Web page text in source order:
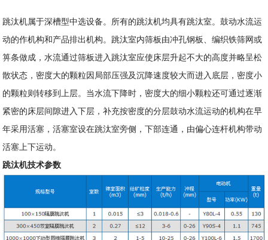
跳汰机属于深槽型中选设备。所有的跳汰机均具有跳汰室。鼓动水流运
动的作机构和产品排出机构。跳汰室内筛板由冲孔钢板、编织铁筛网或
箅条做成，水流通过筛板进入跳汰室应使床层升起不大的高度并略呈松
散状态，密度大的颗粒因局部压强及沉降速度较大而进入底层，密度小
的颗粒则转移到上层。当水流下降时，密度大的细小颗粒还可通过逐渐
紧密的床层间隙进入下层，补充按密度的分层鼓动水流运动的机构在早
年采用活塞，活塞室设在跳汰室旁侧，下部连通，由偏心连杆机构带动
活塞上下运动。
跳汰机技术参数